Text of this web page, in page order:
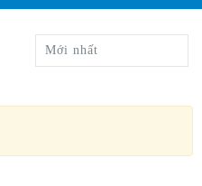
Mới nhất